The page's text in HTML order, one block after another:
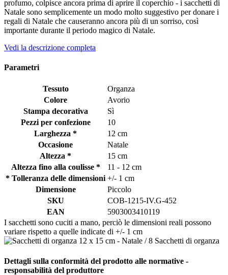
profumo, colpisce ancora prima di aprire il coperchio - i sacchetti di
Natale sono semplicemente un modo molto suggestivo per donare i
regali di Natale che causeranno ancora più di un sorriso, così
importante durante il periodo magico di Natale.
Vedi la descrizione completa
Parametri
Tessuto
Organza
Colore
Avorio
Stampa decorativa
Sì
Pezzi per confezione
10
Larghezza *
12 cm
Occasione
Natale
Altezza *
15 cm
Altezza fino alla coulisse *
11 - 12 cm
* Tolleranza delle dimensioni +/- 1 cm
Dimensione
Piccolo
SKU
COB-1215-IV.G-452
EAN
5903003410119
I sacchetti sono cuciti a mano, perciò le dimensioni reali possono
variare rispetto a quelle indicate di +/- 1 cm
Dettagli sulla conformità del prodotto alle normative -
responsabilità del produttore